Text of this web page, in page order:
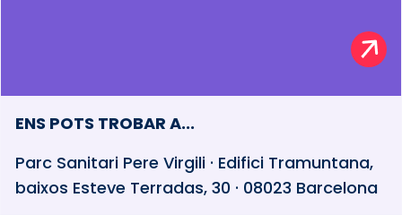
ENS POTS TROBAR A...
Parc Sanitari Pere Virgili · Edifici Tramuntana,
baixos Esteve Terradas, 30 · 08023 Barcelona